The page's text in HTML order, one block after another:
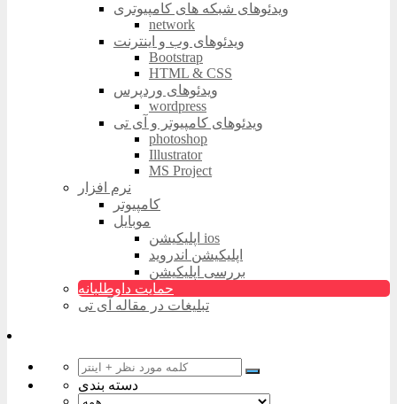
ویدئوهای شبکه های کامپیوتری
network
ویدئوهای وب و اینترنت
Bootstrap
HTML & CSS
ویدئوهای وردپرس
wordpress
ویدئوهای کامپیوتر و آی تی
photoshop
Illustrator
MS Project
نرم افزار
کامپیوتر
موبایل
اپلیکیشن ios
اپلیکیشن اندروید
بررسی اپلیکیشن
حمایت داوطلبانه
تبلیغات در مقاله آی تی
دسته بندی